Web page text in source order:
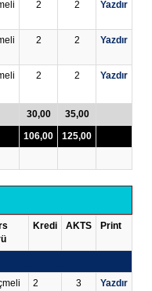
2 2 Yazdır
2 2 Yazdır
2 2 Yazdır
30,00
35,00
106,00 125,00
Kredi AKTS Print
2 3 Yazdır